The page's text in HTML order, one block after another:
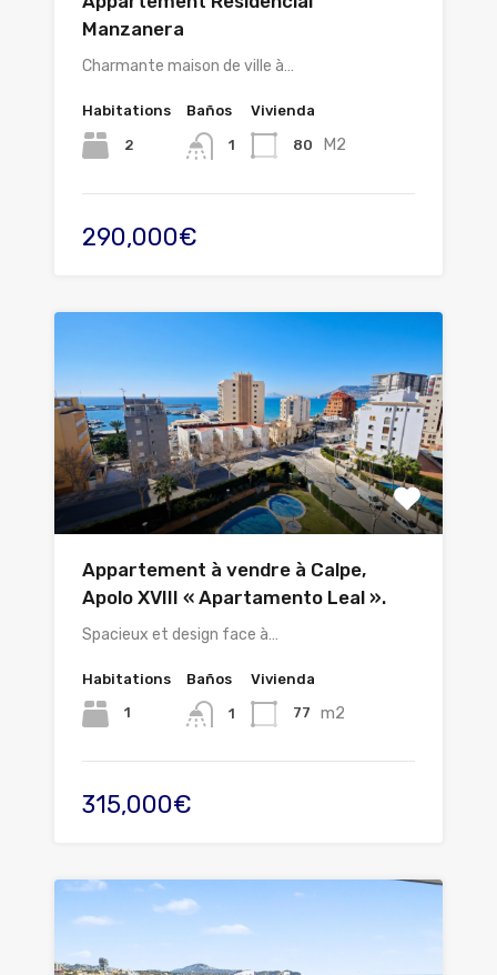
Manzanera
Charmante maison de ville à…
Habitations
2
Baños
1
Vivienda
80 M2
290,000€
Appartement à vendre à Calpe,
Apolo XVIII « Apartamento Leal ».
Spacieux et design face à…
Habitations
1
Baños
1
Vivienda
77 m2
315,000€